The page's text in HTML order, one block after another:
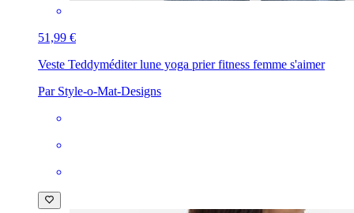
51,99 €
Veste Teddyméditer lune yoga prier fitness femme s'aimer
Par Style-o-Mat-Designs